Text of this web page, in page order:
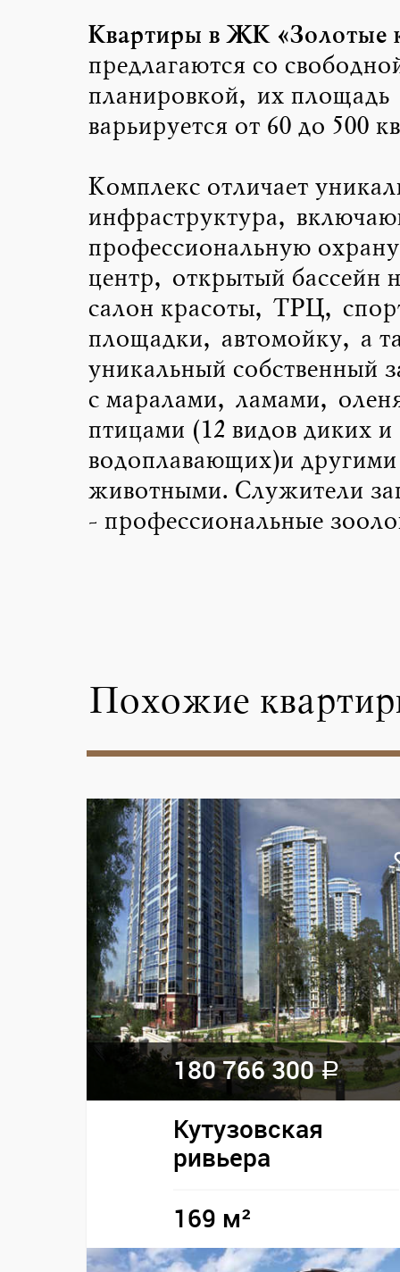
Квартиры в ЖК «Золотые
предлагаются со
планировкой, их площадь
варьируется от 60 до 500
Комплекс отличает
инфраструктура,
профессиональную
центр, открытый бассейн
салон красоты, ТРЦ,
площадки, автомойку, а
уникальный собственный
с маралами, ламами,
птицами (12 видов диких и
водоплавающих)и другими
животными. Служители
- профессиональные
Похожие
180 766 300a
Кутузовская
ривьера
169 м²